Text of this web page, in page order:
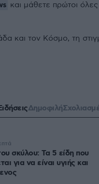
και μάθετε πρώτοι όλες
και τον Κόσμο, τη
Δημοφιλή
σκύλου: Τα 5 είδη που
για να είναι υγιής και